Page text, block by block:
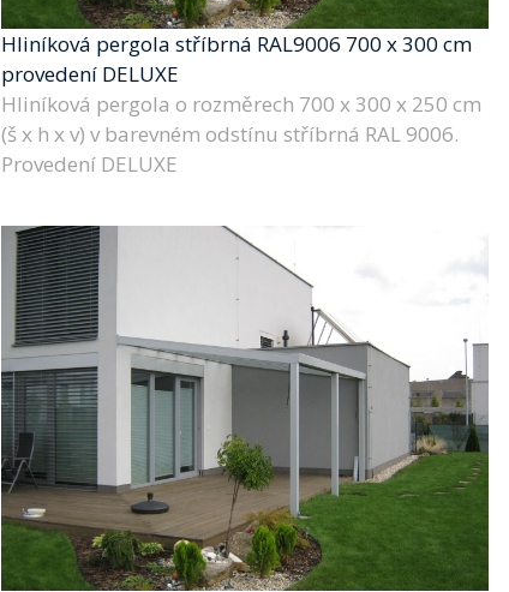
Hliníková pergola stříbrná RAL9006 700 x 300 cm
provedení DELUXE
Hliníková pergola o rozměrech 700 x 300 x 250 cm
(š x h x v) v barevném odstínu stříbrná RAL 9006.
Provedení DELUXE